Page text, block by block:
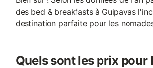
des bed & breakfasts à Guipavas
destination parfaite pour les
Quels sont les prix pour